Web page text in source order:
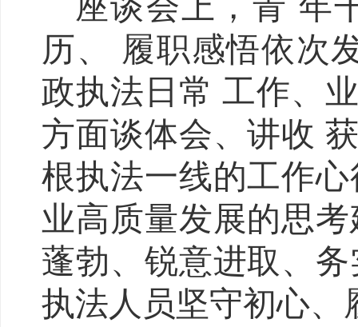
历、 履职感悟依次
政执法日常 工作、
方面谈体会、讲收
根执法一线的工作
业高质量发展的思
蓬勃、锐意进取、
执法人员坚守初心、